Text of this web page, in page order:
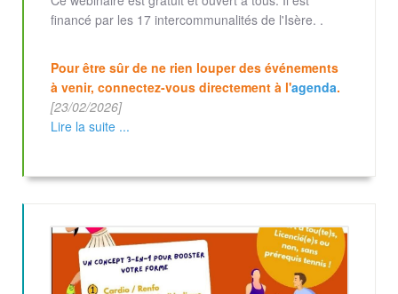
financé par les 17 intercommunalités de l'Isère. .
Pour être sûr de ne rien louper des événements
à venir, connectez-vous directement à l'agenda.
[23/02/2026]
Lire la suite ...